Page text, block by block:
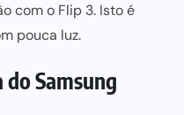
com o Flip 3. Isto é
pouca luz.
Samsung